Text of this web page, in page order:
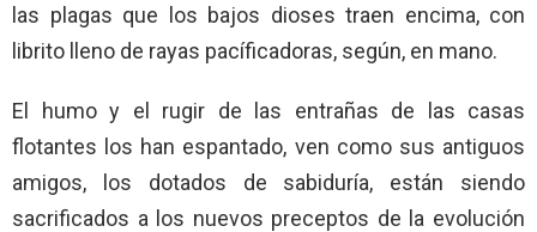
las plagas que los bajos dioses traen encima, con
librito lleno de rayas pacíficadoras, según, en mano.
El humo y el rugir de las entrañas de las casas
flotantes los han espantado, ven como sus antiguos
amigos, los dotados de sabiduría, están siendo
sacrificados a los nuevos preceptos de la evolución